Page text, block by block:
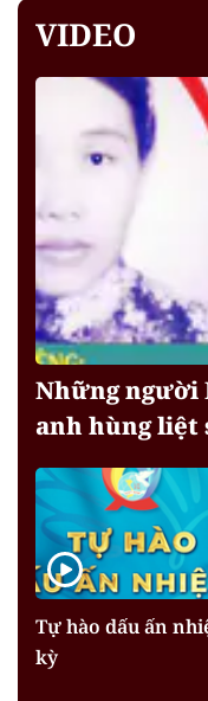
VIDEO
Những người
anh hùng liệt
Tự hào dấu ấn
kỳ